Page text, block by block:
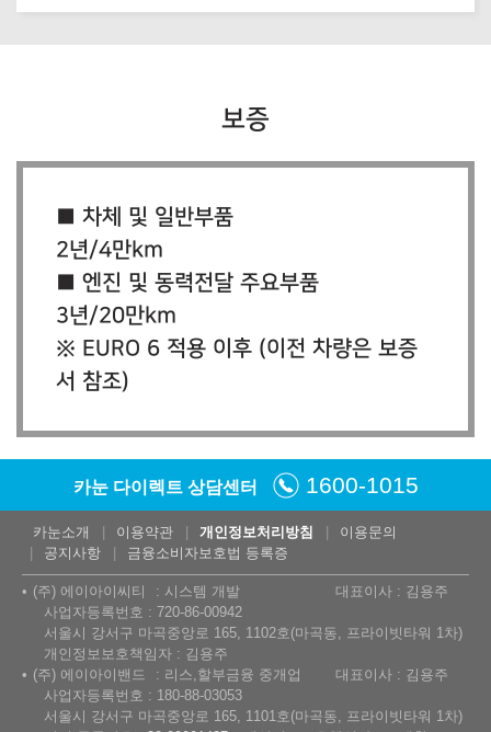
보증
■ 차체 및 일반부품
2년/4만km
■ 엔진 및 동력전달 주요부품
3년/20만km
※ EURO 6 적용 이후 (이전 차량은 보증
서 참조)
카눈 다이렉트 상담센터 1600-1015
카눈소개 이용약관 개인정보처리방침
이용문의
공지사항
금융소비자보호법 등록증
(주) 에이아이씨티 시스템 개발
대표이사 : 김용주
사업자등록번호 : 720-86-00942
서울시 강서구 마곡중앙로 165, 1102호(마곡동, 프라이빗타워 1차)
개인정보보호책임자 : 김용주
(주) 에이아이밴드
리스,할부금융 중개업
대표이사 : 김용주
사업자등록번호 : 180-88-03053
서울시 강서구 마곡중앙로 165, 1101호(마곡동, 프라이빗타워 1차)